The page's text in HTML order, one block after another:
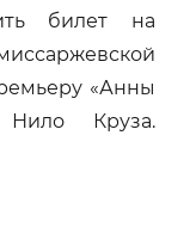
билет на
«Анны
Круза.